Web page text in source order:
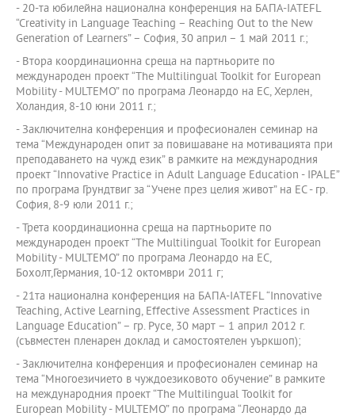
- 20-та юбилейна национална конференция на БАПА-IATEFL
“Creativity in Language Teaching – Reaching Out to the New
Generation of Learners” – София, 30 април – 1 май 2011 г.;
- Втора координационна среща на партньорите по
международен проект “The Multilingual Toolkit for European
Mobility - MULTEMO” по програма Леонардо на ЕС, Херлен,
Холандия, 8-10 юни 2011 г.;
- Заключителна конференция и професионален семинар на
тема “Международен опит за повишаване на мотивацията при
преподаването на чужд език” в рамките на международния
проект “Innovative Practice in Adult Language Education - IPALE”
по програма Грундтвиг за “Учене през целия живот” на ЕС - гр.
София, 8-9 юли 2011 г.;
- Трета координационна среща на партньорите по
международен проект “The Multilingual Toolkit for European
Mobility - MULTEMO” по програма Леонардо на ЕС,
Бохолт,Германия, 10-12 октомври 2011 г;
- 21та национална конференция на БАПА-IATEFL “Innovative
Teaching, Active Learning, Effective Assessment Practices in
Language Education” – гр. Русе, 30 март – 1 април 2012 г.
(съвместен пленарен доклад и самостоятелен уъркшоп);
- Заключителна конференция и професионален семинар на
тема “Многоезичието в чуждоезиковото обучение” в рамките
на международния проект “The Multilingual Toolkit for
European Mobility - MULTEMO” по програма “Леонардо да